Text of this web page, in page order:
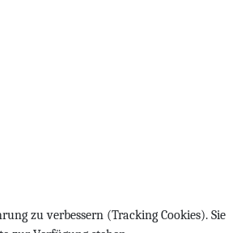
zu verbessern (Tracking Cookies). Sie